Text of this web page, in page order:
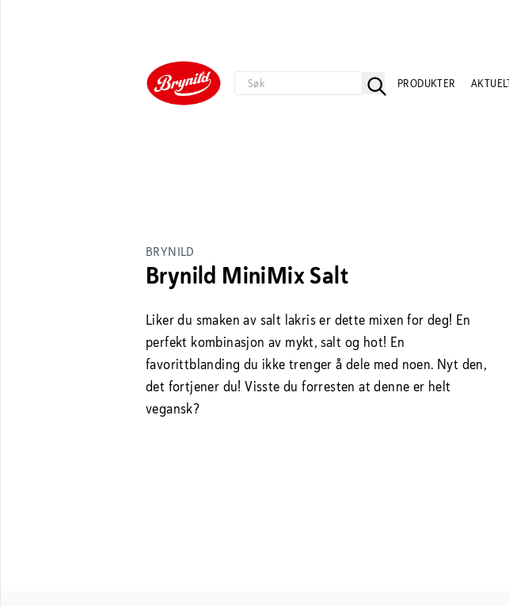
PRODUKTER
BRYNILD
Brynild MiniMix Salt
Liker du smaken av salt lakris er dette mixen for deg! En
perfekt kombinasjon av mykt, salt og hot! En
favorittblanding du ikke trenger å dele med noen. Nyt den,
det fortjener du! Visste du forresten at denne er helt
vegansk?